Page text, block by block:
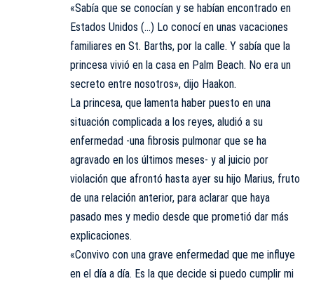
«Sabía que se conocían y se habían encontrado en
Estados Unidos (…) Lo conocí en unas vacaciones
familiares en St. Barths, por la calle. Y sabía que la
princesa vivió en la casa en Palm Beach. No era un
secreto entre nosotros», dijo Haakon.
La princesa, que lamenta haber puesto en una
situación complicada a los reyes, aludió a su
enfermedad -una fibrosis pulmonar que se ha
agravado en los últimos meses- y al juicio por
violación que afrontó hasta ayer su hijo Marius, fruto
de una relación anterior, para aclarar que haya
pasado mes y medio desde que prometió dar más
explicaciones.
«Convivo con una grave enfermedad que me influye
en el día a día. Es la que decide si puedo cumplir mi